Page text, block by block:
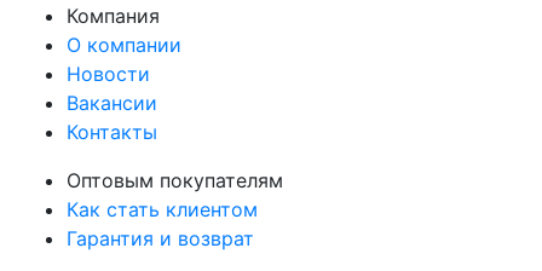
Компания
О компании
Новости
Вакансии
Контакты
Оптовым покупателям
Как стать клиентом
Гарантия и возврат